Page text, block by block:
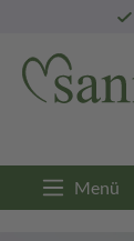
Menü